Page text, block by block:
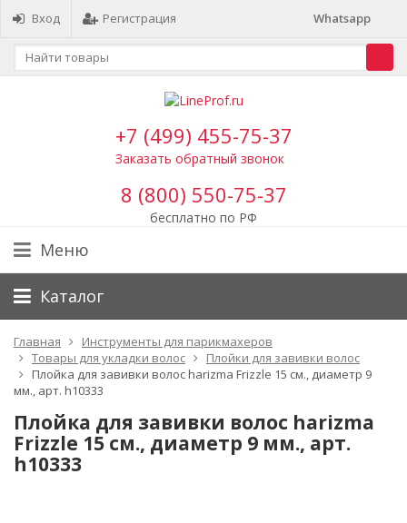
Вход Регистрация Whatsapp
+7 (499) 455-75-37
Заказать обратный звонок
8 (800) 550-75-37
бесплатно по РФ
Меню
Каталог
Главная
Инструменты для парикмахеров
Товары для укладки волос
Плойки для завивки волос
Плойка для завивки волос harizma Frizzle 15 см., диаметр 9
мм., арт. h10333
Плойка для завивки волос harizma
Frizzle 15 см., диаметр 9 мм., арт.
h10333